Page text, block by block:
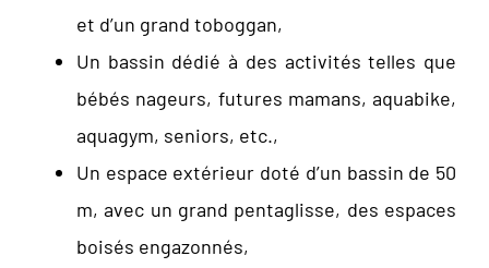
et d’un grand toboggan,
Un bassin dédié à des activités telles que
bébés nageurs, futures mamans, aquabike,
aquagym, seniors, etc.,
Un espace extérieur doté d’un bassin de 50
m, avec un grand pentaglisse, des espaces
boisés engazonnés,